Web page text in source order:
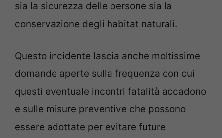
sia la sicurezza delle persone sia la
conservazione degli habitat naturali.
Questo incidente lascia anche moltissime
domande aperte sulla frequenza con cui
questi eventuale incontri fatalità accadono
e sulle misure preventive che possono
essere adottate per evitare future